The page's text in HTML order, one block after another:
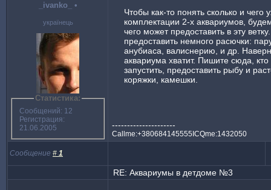
_ivanko_ •
українець
Статистика:
Сообщений: 12
Регистрация:
21.06.2005
Чтобы как-то понять сколько и чего
комплектации 2-х аквариумов,
чего может предоставить в эту
предоставить немного расючки:
анубиаса, валиснерию, и др.
аквариума хватит. Пишите сюда,
запустить, предоставить рыбу и
коряжки, камешки.
---------------------
Callme:+380684145555ICQme:1432050
Сообщение # 1
RE: Аквариумы в детдоме №3